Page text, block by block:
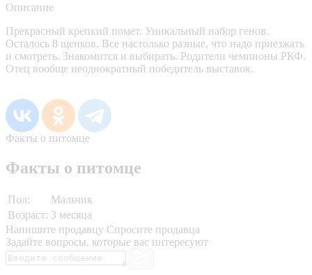
Описание
Прекрасный крепкий помет. Уникальный набор генов.
Осталось 8 щенков. Все настолько разные, что надо приезжать
и смотреть. Знакомится и выбирать. Родители чемпионы РКФ.
Отец вообще неоднократный победитель выставок.
Факты о питомце
Факты о питомце
Пол:
Мальчик
Возраст: 3 месяца
Напишите продавцу Спросите продавца
Задайте вопросы, которые вас интересуют